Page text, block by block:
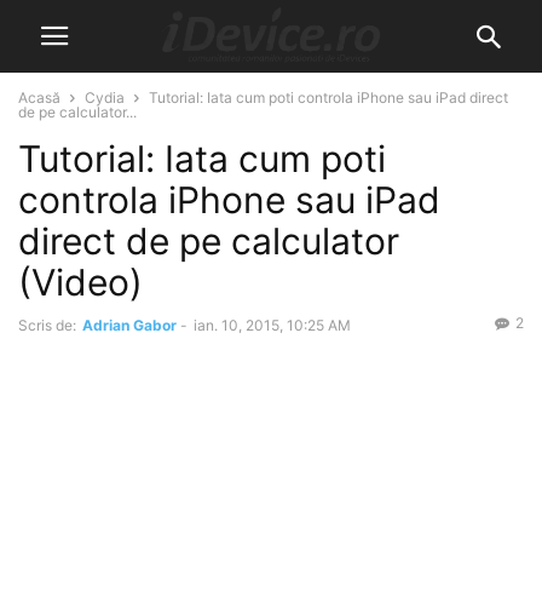
Acasă Cydia
Tutorial: Iata cum poti controla iPhone sau iPad direct
de pe calculator...
Tutorial: Iata cum poti
controla iPhone sau iPad
direct de pe calculator
(Video)
Scris de: Adrian Gabor - ian. 10, 2015, 10:25 AM 2